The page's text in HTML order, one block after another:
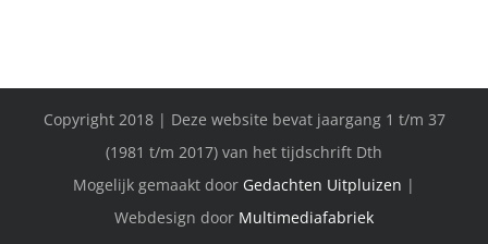
Copyright 2018 | Deze website bevat jaargang 1 t/m 37
(1981 t/m 2017) van het tijdschrift Dth
Mogelijk gemaakt door Gedachten Uitpluizen |
Webdesign door Multimediafabriek